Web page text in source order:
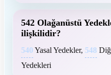
542 Olağanüstü
ilişkilidir?
540 Yasal Yedekler, 548
Yedekleri